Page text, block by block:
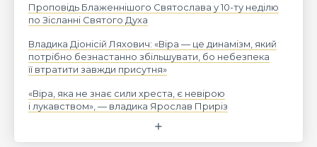
Проповідь Блаженнішого Святослава у 10-ту неділю
по Зісланні Святого Духа
Владика Діонісій Ляхович: «Віра — це динамізм, який
потрібно безнастанно збільшувати, бо небезпека
її втратити завжди присутня»
«Віра, яка не знає сили хреста, є невірою
і лукавством», — владика Ярослав Приріз